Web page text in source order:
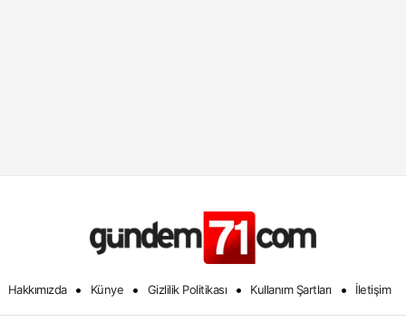
Hakkımızda • Künye • Gizlilik Politikası • Kullanım Şartları • İletişim